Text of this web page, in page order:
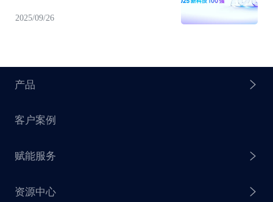
2025/09/26
产品
探迹 AI Agent
探迹 AI 拓客
客户案例
赋能服务
资源中心